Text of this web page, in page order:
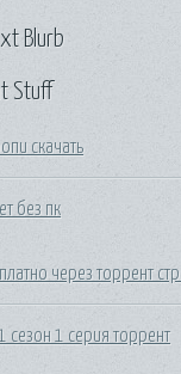
Stuff
скачать
без пк
через торрент
сезон 1 серия торрент
Blurb